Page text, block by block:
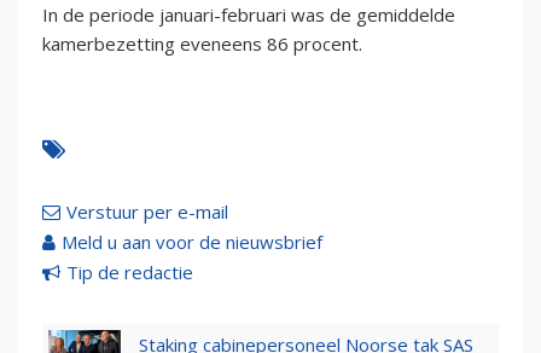
In de periode januari-februari was de gemiddelde
kamerbezetting eveneens 86 procent.
Verstuur per e-mail
Meld u aan voor de nieuwsbrief
Tip de redactie
Staking cabinepersoneel Noorse tak SAS